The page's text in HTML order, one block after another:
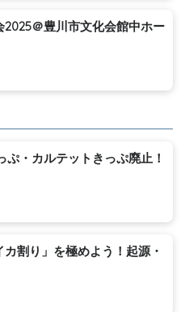
2025＠豊川市文化会館中ホー
ぷ・カルテットきっぷ廃止！
割り」を極めよう！起源・